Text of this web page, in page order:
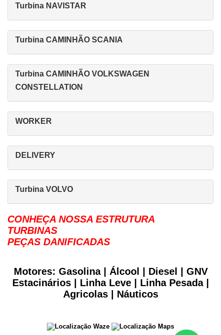
Turbina NAVISTAR
Turbina CAMINHÃO SCANIA
Turbina CAMINHÃO VOLKSWAGEN
CONSTELLATION
WORKER
DELIVERY
Turbina VOLVO
CONHEÇA NOSSA ESTRUTURA
TURBINAS
PEÇAS DANIFICADAS
Motores: Gasolina | Álcool | Diesel | GNV
Estacinários | Linha Leve | Linha Pesada |
Agricolas | Náuticos